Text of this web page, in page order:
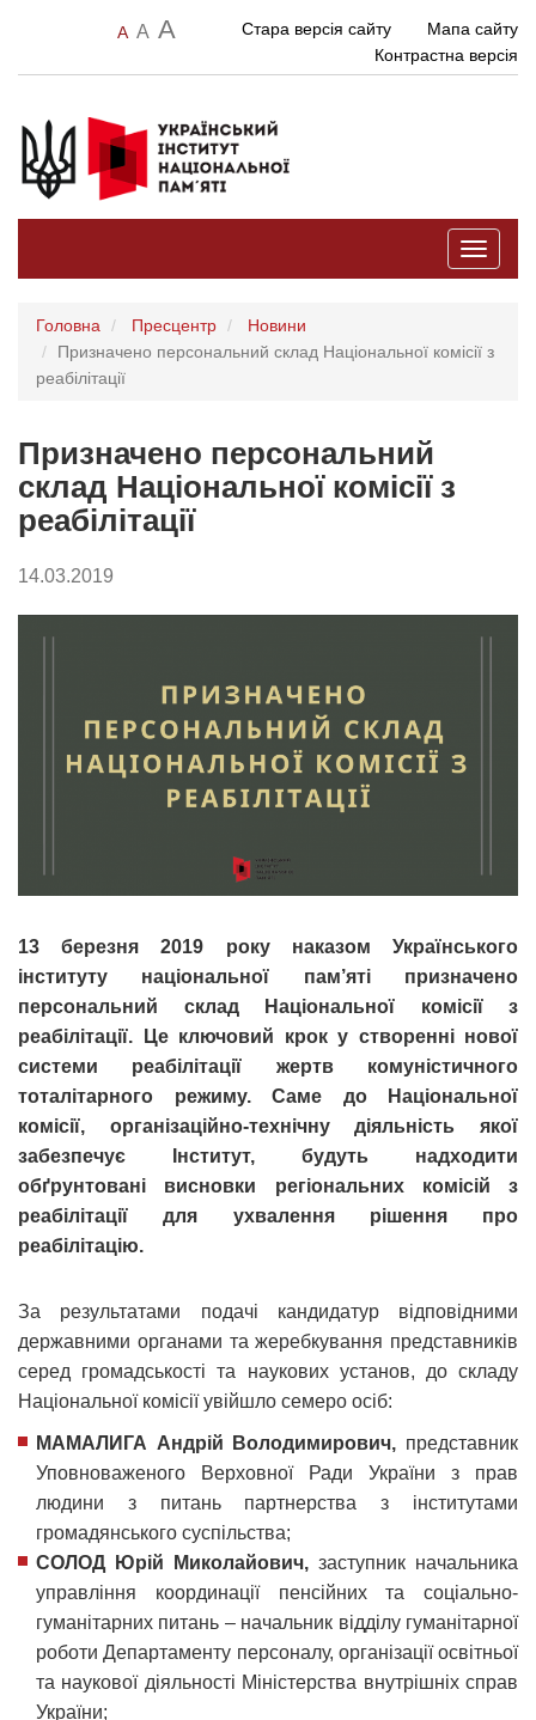
A A A Стара версія сайту
Мапа сайту
Контрастна версія
Toggle
Головна Пресцентр
Новини
Призначено персональний склад Національної комісії з
реабілітації
Призначено персональний
склад Національної комісії з
реабілітації
14.03.2019
13 березня 2019 року наказом Українського
інституту національної пам’яті призначено
персональний склад Національної комісії з
реабілітації. Це ключовий крок у створенні нової
системи реабілітації жертв комуністичного
тоталітарного режиму. Саме до Національної
комісії, організаційно-технічну діяльність якої
забезпечує Інститут, будуть надходити
обґрунтовані висновки регіональних комісій з
реабілітації для ухвалення рішення про
реабілітацію.
За результатами подачі кандидатур відповідними
державними органами та жеребкування представників
серед громадськості та наукових установ, до складу
Національної комісії увійшло семеро осіб:
МАМАЛИГА Андрій Володимирович, представник
Уповноваженого Верховної Ради України з прав
людини з питань партнерства з інститутами
громадянського суспільства;
СОЛОД Юрій Миколайович, заступник начальника
управління координації пенсійних та соціально-
гуманітарних питань – начальник відділу гуманітарної
роботи Департаменту персоналу, організації освітньої
та наукової діяльності Міністерства внутрішніх справ
України;